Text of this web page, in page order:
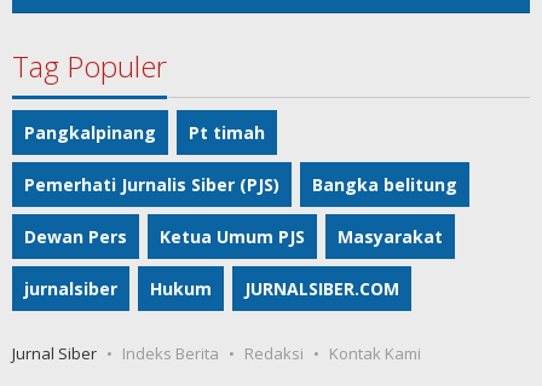
Tag Populer
Pangkalpinang Pt timah
Pemerhati Jurnalis Siber (PJS) Bangka belitung
Dewan Pers Ketua Umum PJS Masyarakat
jurnalsiber Hukum JURNALSIBER.COM
Jurnal Siber Indeks Berita Redaksi Kontak Kami